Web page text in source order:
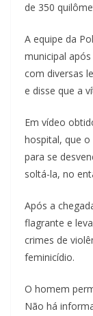
de 350
A equipe da
municipal
com diversas
e disse que a
Em vídeo
hospital, que o
para se
soltá-la, no
Após a
flagrante e
crimes de
feminicídio.
O homem
Não há